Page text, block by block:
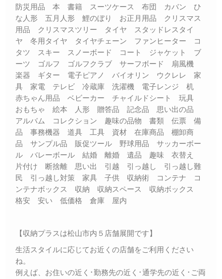
防災用品 本 書籍 スーツケース 布団 カバン ひ
な人形 五月人形 鯉のぼり お正月用品 クリスマス
用品 クリスマスツリー タイヤ スタッドレスタイ
ヤ 冬用タイヤ タイヤチェーン ファンヒーター コ
タツ スキー スノーボード コート ジャケット ブ
ーツ ゴルフ ゴルフクラブ サーフボード 扇風機
楽器 ギター 電子ピアノ バイオリン ウクレレ 家
具 家電 テレビ 冷蔵庫 洗濯機 電子レンジ 机
赤ちゃん用品 ベビーカー チャイルドシート 玩具
おもちゃ 絵本 人形 贈答品 記念品 思い出の品
アルバム コレクション 趣味の品物 書類 伝票 備
品 事務機器 道具 工具 資材 在庫商品 棚卸商
品 サンプル品 販促ツール 野球用品 サッカーボー
ル バレーボール 結婚 離婚 遺品 趣味 衣替え
片付け 断捨離 思い出 引越 引っ越し 引っ越し難
民 引っ越し対策 家具 子供 収納術 コンテナ コ
ンテナボックス 収納 収納スペース 収納ボックス
格安 安い 低価格 倉庫 屋内
【収納プラスは松山市内５店舗展開です】
生活スタイルに応じてお近くの店舗をご利用ください
ね。
例えば、お住いの近く･勤務先の近く･通学先の近く･ご両